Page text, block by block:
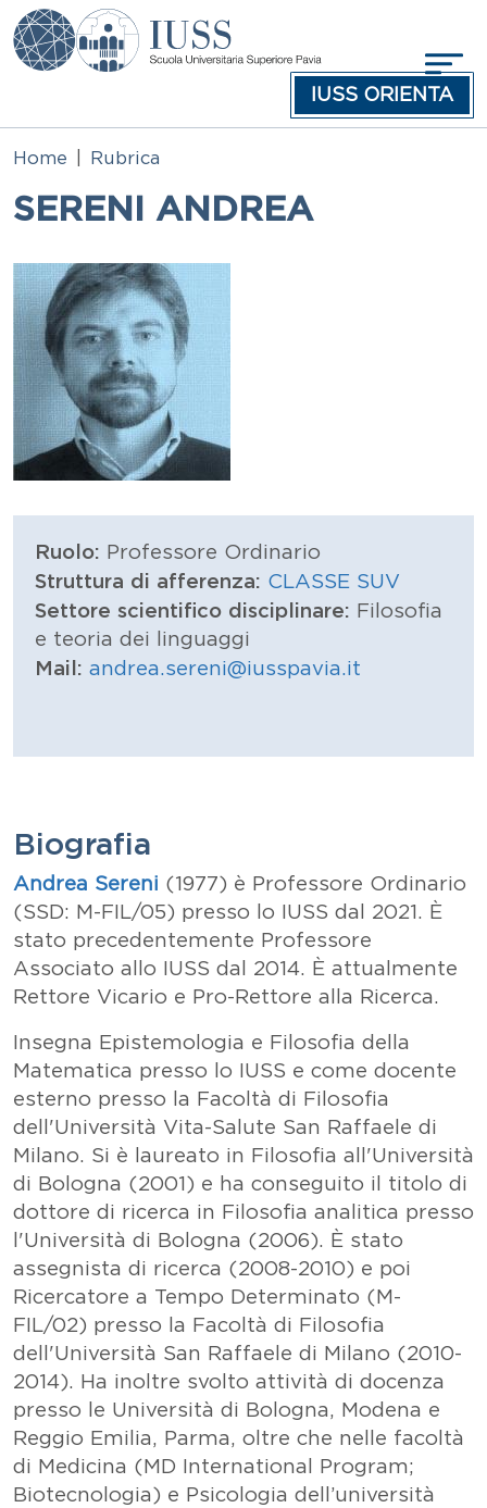
Salta al contenuto principale
IUSS ORIENTA
Home Rubrica
SERENI ANDREA
Ruolo: Professore Ordinario
Struttura di afferenza: CLASSE SUV
Settore scientifico disciplinare: Filosofia
e teoria dei linguaggi
Mail: andrea.sereni@iusspavia.it
Biografia
Andrea Sereni (1977) è Professore Ordinario
(SSD: M-FIL/05) presso lo IUSS dal 2021. È
stato precedentemente Professore
Associato allo IUSS dal 2014. È attualmente
Rettore Vicario e Pro-Rettore alla Ricerca.
Insegna Epistemologia e Filosofia della
Matematica presso lo IUSS e come docente
esterno presso la Facoltà di Filosofia
dell'Università Vita-Salute San Raffaele di
Milano. Si è laureato in Filosofia all'Università
di Bologna (2001) e ha conseguito il titolo di
dottore di ricerca in Filosofia analitica presso
l'Università di Bologna (2006). È stato
assegnista di ricerca (2008-2010) e poi
Ricercatore a Tempo Determinato (M-
FIL/02) presso la Facoltà di Filosofia
dell'Università San Raffaele di Milano (2010-
2014). Ha inoltre svolto attività di docenza
presso le Università di Bologna, Modena e
Reggio Emilia, Parma, oltre che nelle facoltà
di Medicina (MD International Program;
Biotecnologia) e Psicologia dell’università